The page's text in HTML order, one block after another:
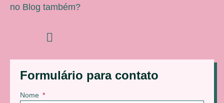
Formulário para contato
Nome
no Blog também?